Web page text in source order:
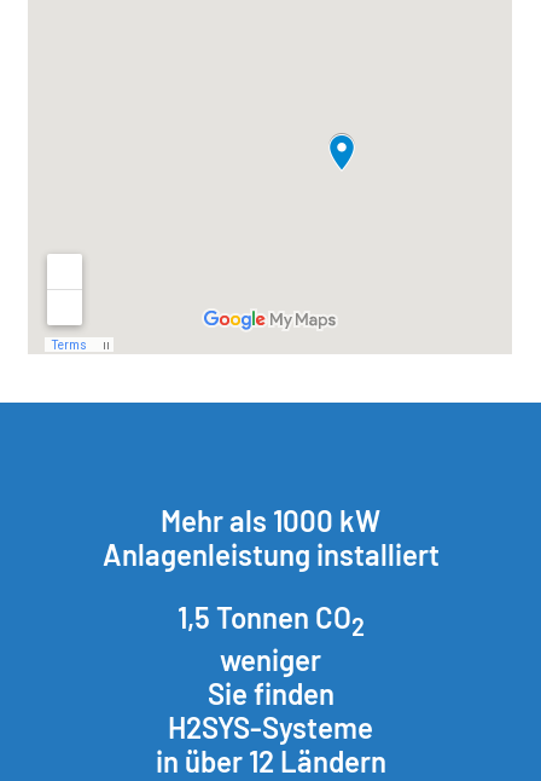
Mehr als 1000 kW
Anlagenleistung installiert
1,5 Tonnen CO2
weniger
Sie finden
H2SYS-Systeme
in über 12 Ländern